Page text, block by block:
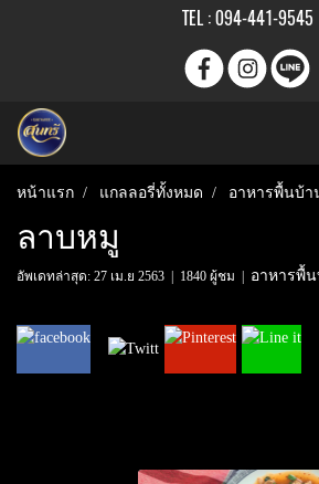
TEL : 094-441-9545
หน้าแรก แกลลอรี่ทั้งหมด อาหารพื้นบ้า
ลาบหมู
อัพเดทล่าสุด: 27 เม.ย 2563 1840 ผู้ชม อาหารพื้